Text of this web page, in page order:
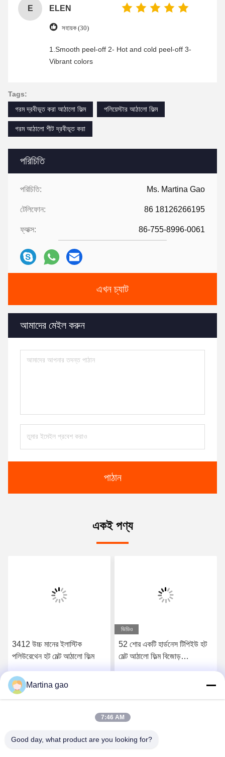
পরিচিতি
পরিচিতি: Ms. Martina Gao
টেলিফোন: 86 18126266195
ফ্যাক্স: 86-755-8996-0061
এখন চ্যাট
আমাদের মেইল ​​করুন
পাঠান
E ELEN
সহায়ক (30)
1.Smooth peel-off 2- Hot and cold peel-off 3-
Vibrant colors
Tags:
গরম দ্রবীভূত করা আঠালো ফিল্ম
পলিয়েস্টার আঠালো ফিল্ম
গরম আঠালো শীট দ্রবীভূত করা
একই পণ্য
3412 উচ্চ মানের ইলাস্টিক
পলিউরেথেন হট মেল্ট আঠালো ফিল্ম
ভিডিও
52 শোর একটি হার্ডনেস টিপিইউ হট
মেল্ট আঠালো ফিল্ম বিজোড়
Martina gao
7:46 AM
Good day, what product are you looking for?